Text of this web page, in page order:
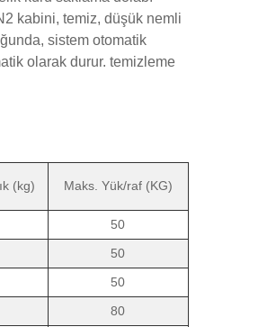
kabini, temiz, düşük nemli
sistem otomatik
olarak durur. temizleme
(kg) Maks. Yük/raf (KG)
50
50
50
80